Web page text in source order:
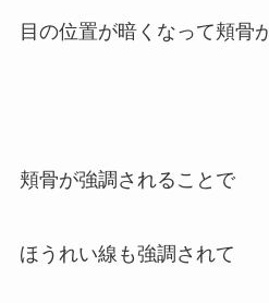
目の位置が暗くなって頬骨
頬骨が強調されることで
ほうれい線も強調されて